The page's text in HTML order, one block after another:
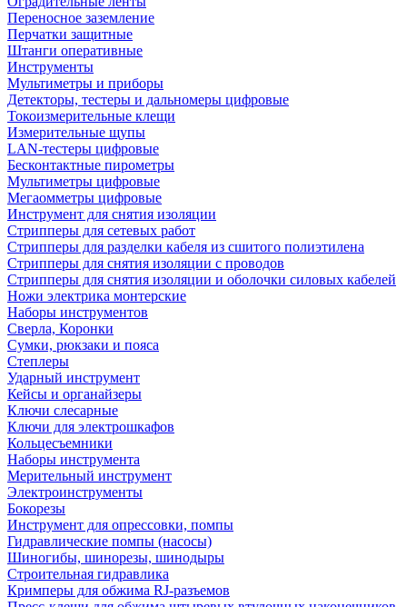
Переносное заземление
Перчатки защитные
Штанги оперативные
Инструменты
Мультиметры и приборы
Детекторы, тестеры и дальномеры цифровые
Токоизмерительные клещи
Измерительные щупы
LAN-тестеры цифровые
Бесконтактные пирометры
Мультиметры цифровые
Мегаомметры цифровые
Инструмент для снятия изоляции
Стрипперы для сетевых работ
Стрипперы для разделки кабеля из сшитого полиэтилена
Cтрипперы для снятия изоляции с проводов
Стрипперы для снятия изоляции и оболочки силовых кабелей
Ножи электрика монтерские
Наборы инструментов
Сверла, Коронки
Сумки, рюкзаки и пояса
Степлеры
Ударный инструмент
Кейсы и органайзеры
Ключи слесарные
Ключи для электрошкафов
Кольцесъемники
Наборы инструмента
Мерительный инструмент
Электроинструменты
Бокорезы
Инструмент для опрессовки, помпы
Гидравлические помпы (насосы)
Шиногибы, шинорезы, шинодыры
Строительная гидравлика
Кримперы для обжима RJ-разъемов